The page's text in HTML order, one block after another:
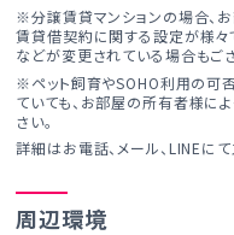
※分譲賃貸マンションの場合、お
賃貸借契約に関する設定が様々
などが変更されている場合もござ
※ペット飼育やSOHO利用の可
ていても、お部屋の所有者様に
さい。
詳細はお電話、メール、LINEに
周辺環境